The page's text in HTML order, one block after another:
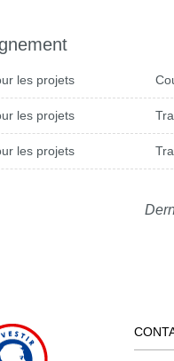
les projets
les projets
les projets